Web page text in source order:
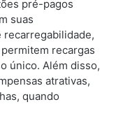
pré-pagos
suas
recargas
único. Além disso,
atrativas,
quando